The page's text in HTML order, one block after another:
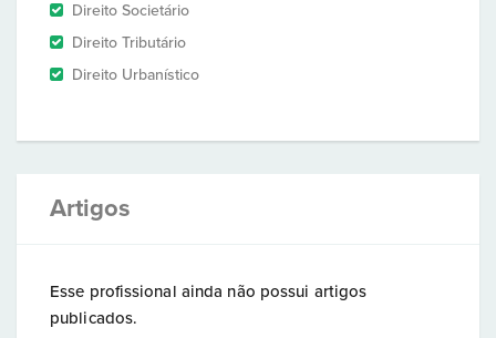
Direito Societário
Direito Tributário
Direito Urbanístico
Artigos
Esse profissional ainda não possui artigos
publicados.